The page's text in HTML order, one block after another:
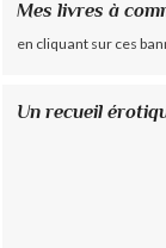
Mes livres à
en cliquant sur ces
Un recueil